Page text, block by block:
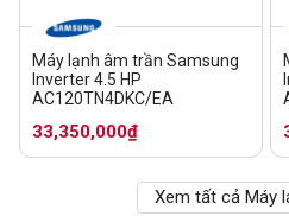
Máy lạnh âm trần Samsung
Inverter 4.5 HP
AC120TN4DKC/EA
33,350,000₫
Xem tất cả Máy